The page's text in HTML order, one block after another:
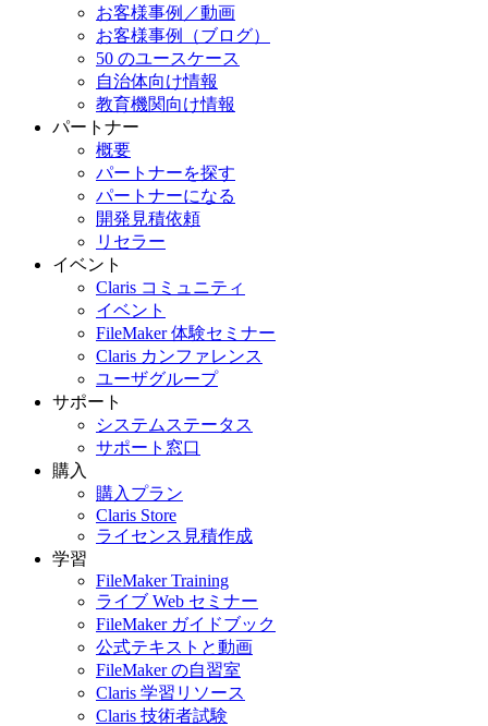
お客様事例／動画
お客様事例（ブログ）
50 のユースケース
自治体向け情報
教育機関向け情報
パートナー
概要
パートナーを探す
パートナーになる
開発見積依頼
リセラー
イベント
Claris コミュニティ
イベント
FileMaker 体験セミナー
Claris カンファレンス
ユーザグループ
サポート
システムステータス
サポート窓口
購入
購入プラン
Claris Store
ライセンス見積作成
学習
FileMaker Training
ライブ Web セミナー
FileMaker ガイドブック
公式テキストと動画
FileMaker の自習室
Claris 学習リソース
Claris 技術者試験